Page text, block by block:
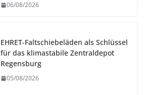
06/08/2026
EHRET-Faltschiebeläden als Schlüssel
für das klimastabile Zentraldepot
Regensburg
05/08/2026